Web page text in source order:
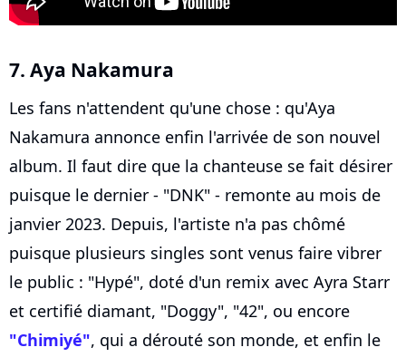
7. Aya Nakamura
Les fans n'attendent qu'une chose : qu'Aya
Nakamura annonce enfin l'arrivée de son nouvel
album. Il faut dire que la chanteuse se fait désirer
puisque le dernier - "DNK" - remonte au mois de
janvier 2023. Depuis, l'artiste n'a pas chômé
puisque plusieurs singles sont venus faire vibrer
le public : "Hypé", doté d'un remix avec Ayra Starr
et certifié diamant, "Doggy", "42", ou encore
"Chimiyé", qui a dérouté son monde, et enfin le